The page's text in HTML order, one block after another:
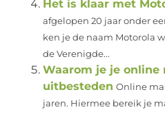
Het is klaar met
afgelopen 20 jaar onder
ken je de naam Motorola
de Verenigde...
Waarom je je
uitbesteden Online
jaren. Hiermee bereik je